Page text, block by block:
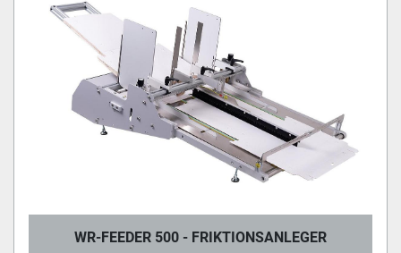
WR-FEEDER 500 - FRIKTIONSANLEGER